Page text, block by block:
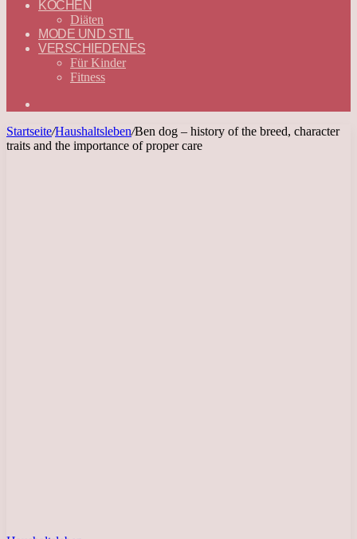
KOCHEN
Diäten
MODE UND STIL
VERSCHIEDENES
Für Kinder
Fitness
Startseite/Haushaltsleben/Ben dog – history of the breed, character
traits and the importance of proper care